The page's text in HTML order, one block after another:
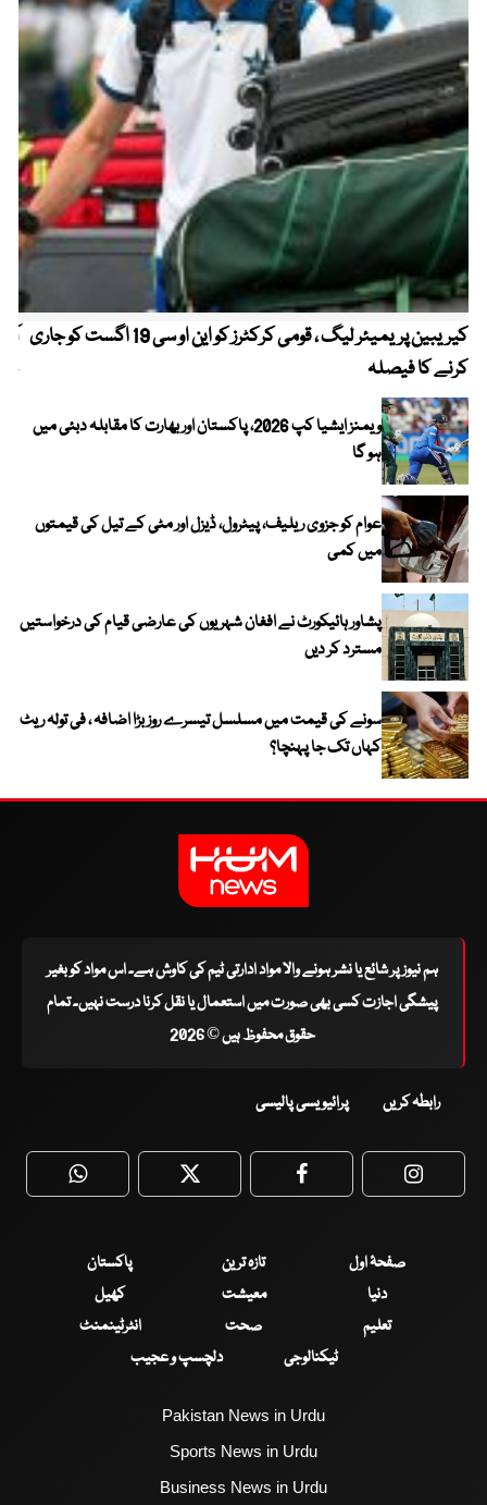
کیریبین پریمیئر لیگ ، قومی کرکٹرز کو این او سی 19 اگست کو جاری
کرنے کا فیصلہ
ویمنز ایشیا کپ 2026، پاکستان اور بھارت کا مقابلہ دبئی میں
ہو گا
عوام کو جزوی ریلیف، پیٹرول، ڈیزل اور مٹی کے تیل کی قیمتوں
میں کمی
پشاور ہائیکورٹ نے افغان شہریوں کی عارضی قیام کی درخواستیں
مسترد کر دیں
سونے کی قیمت میں مسلسل تیسرے روز بڑا اضافہ ، فی تولہ ریٹ
کہاں تک جا پہنچا؟
ہم نیوز پر شائع یا نشر ہونے والا مواد ادارتی ٹیم کی کاوش ہے۔ اس مواد کو بغیر
پیشگی اجازت کسی بھی صورت میں استعمال یا نقل کرنا درست نہیں۔ تمام
حقوق محفوظ ہیں © 2026
رابطہ کریں پرائیویسی پالیسی
WhatsApp Twitter Facebook
صفحۂ اول تازہ ترین
پاکستان
دنیا
معیشت
کھیل
تعلیم
صحت
انٹرٹینمنٹ
ٹیکنالوجی
دلچسپ و عجیب
Pakistan News in Urdu
Sports News in Urdu
Business News in Urdu